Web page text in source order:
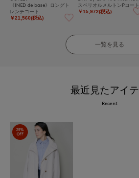
《INED de base》ロングト
レンチコート
￥21,560(税込)
スペリオルメルトンPコート
￥15,972(税込)
一覧を見る
最近見たアイ
Recent
25%
OFF